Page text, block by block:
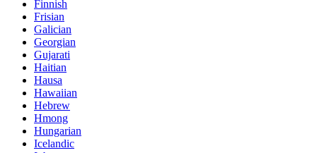
Finnish
Frisian
Galician
Georgian
Gujarati
Haitian
Hausa
Hawaiian
Hebrew
Hmong
Hungarian
Icelandic